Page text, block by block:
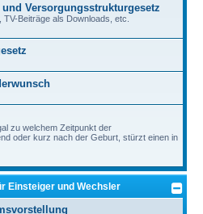
Versorgungsstrukturgesetz
Beiträge als Downloads, etc.
zu welchem Zeitpunkt der
oder kurz nach der Geburt, stürzt einen in
Einsteiger und Wechsler